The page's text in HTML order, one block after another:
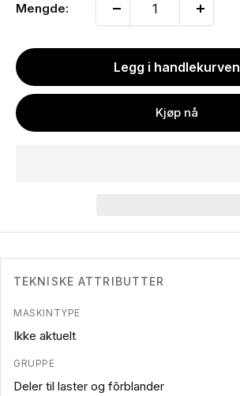
Mengde:
Legg i handlekurven
Kjøp nå
TEKNISKE ATTRIBUTTER
MASKINTYPE
Ikke aktuelt
GRUPPE
Deler til laster og fôrblander